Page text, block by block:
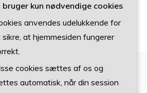
bruger kun nødvendige cookies
anvendes udelukkende for
sikre, at hjemmesiden fungerer
cookies sættes af os og
automatisk, når din session